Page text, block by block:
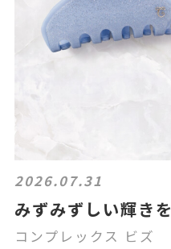
2026.07.31
みずみずしい輝き
コンプレックス ビズ